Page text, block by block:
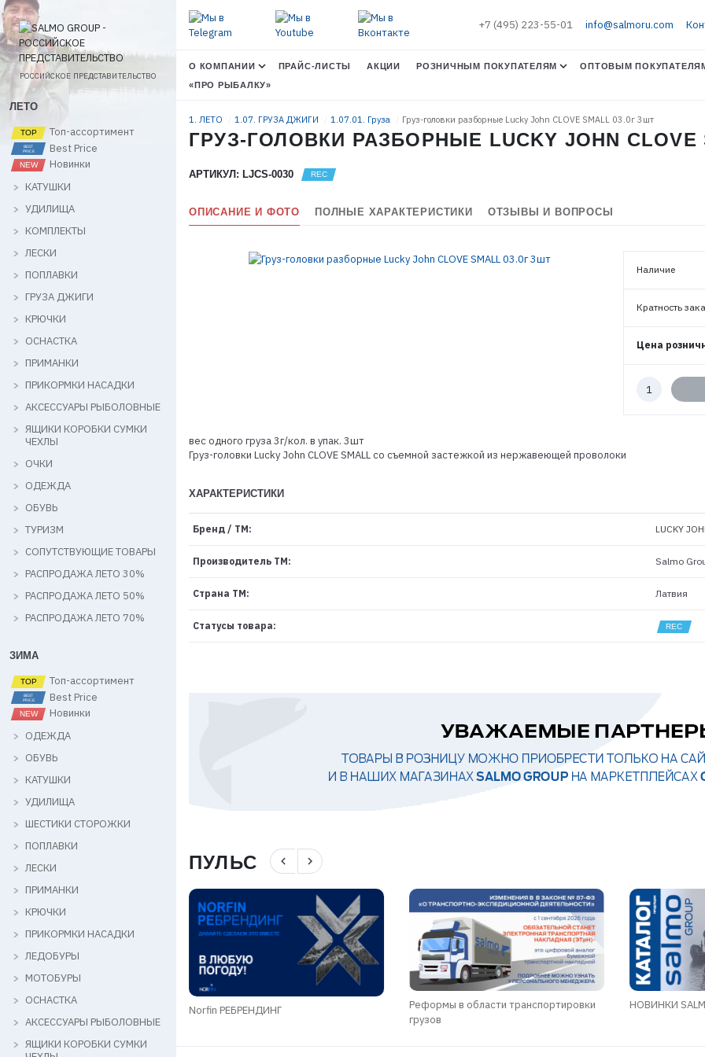
ЭЛЕКТРОННАЯ ПОЧТА (ЛОГИН)
РОССИЙСКОЕ ПРЕДСТАВИТЕЛЬСТВО
ЛЕТО
Топ-ассортимент
Best Price
Новинки
КАТУШКИ
УДИЛИЩА
КОМПЛЕКТЫ
ЛЕСКИ
ПОПЛАВКИ
ГРУЗА ДЖИГИ
КРЮЧКИ
ОСНАСТКА
ПРИМАНКИ
ПРИКОРМКИ НАСАДКИ
АКСЕССУАРЫ РЫБОЛОВНЫЕ
ЯЩИКИ КОРОБКИ СУМКИ
ЧЕХЛЫ
ОЧКИ
ОДЕЖДА
ОБУВЬ
ТУРИЗМ
СОПУТСТВУЮЩИЕ ТОВАРЫ
РАСПРОДАЖА ЛЕТО 30%
РАСПРОДАЖА ЛЕТО 50%
РАСПРОДАЖА ЛЕТО 70%
ЗИМА
Топ-ассортимент
Best Price
Новинки
ОДЕЖДА
ОБУВЬ
КАТУШКИ
УДИЛИЩА
ШЕСТИКИ СТОРОЖКИ
ПОПЛАВКИ
ЛЕСКИ
ПРИМАНКИ
КРЮЧКИ
ПРИКОРМКИ НАСАДКИ
ЛЕДОБУРЫ
МОТОБУРЫ
ОСНАСТКА
АКСЕССУАРЫ РЫБОЛОВНЫЕ
ЯЩИКИ КОРОБКИ СУМКИ
+7 (495) 223-55-01 info@salmoru.com
О КОМПАНИИ ПРАЙС-ЛИСТЫ АКЦИИ РОЗНИЧНЫМ ПОКУПАТЕЛЯМ ОПТОВЫМ
«ПРО РЫБАЛКУ»
1. ЛЕТО 1.07. ГРУЗА ДЖИГИ 1.07.01. Груза Груз-головки разборные Lucky John CLOVE SMALL 03.0г 3шт
ГРУЗ-ГОЛОВКИ РАЗБОРНЫЕ LUCKY JOHN CLOVE
АРТИКУЛ: LJCS-0030
ОПИСАНИЕ И ФОТО ПОЛНЫЕ ХАРАКТЕРИСТИКИ ОТЗЫВЫ И ВОПРОСЫ
Наличие
Кратность
Цена
Количество
вес одного груза 3г/кол. в упак. 3шт
Груз-головки Lucky John CLOVE SMALL со съемной застежкой из нержавеющей проволоки
ХАРАКТЕРИСТИКИ
Бренд / ТМ: LUCKY
Производитель ТМ: Salmo
Страна ТМ: Латвия
Статусы товара:
ПУЛЬС navigate_before navigate_next
Norfin РЕБРЕНДИНГ
Реформы в области транспортировки
грузов
НОВИНКИ